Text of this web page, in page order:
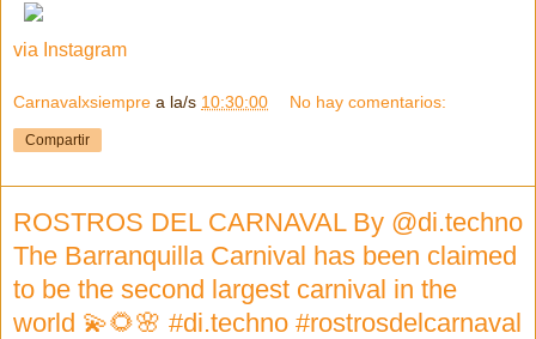
via Instagram
Carnavalxsiempre a la/s 10:30:00 No hay comentarios:
Compartir
ROSTROS DEL CARNAVAL By @di.techno
The Barranquilla Carnival has been claimed
to be the second largest carnival in the
world 💫🌻🌸 #di.techno #rostrosdelcarnaval